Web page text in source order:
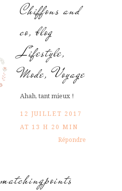
Chiffons and
co, blog
Lifestyle,
Mode, Voyage
Ahah, tant mieux !
12 JUILLET 2017
AT 13 H 20 MIN
Répondre
matchingpoints